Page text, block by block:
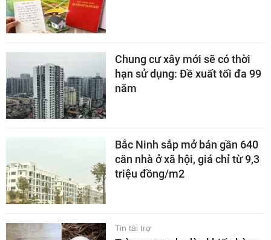
Chung cư xây mới sẽ có thời
hạn sử dụng: Đề xuất tối đa 99
năm
Bắc Ninh sắp mở bán gần 640
căn nhà ở xã hội, giá chỉ từ 9,3
triệu đồng/m2
Tin tài trợ